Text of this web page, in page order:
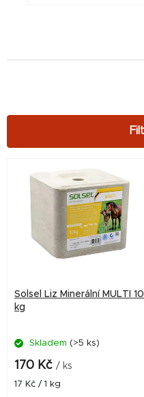
o
Solsel Liz Minerální MULTI 10
kg
Skladem (>5 ks)
170 Kč / ks
Měrná
cena:
17 Kč / 1 kg